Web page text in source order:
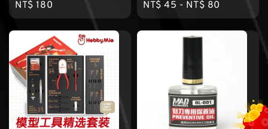
Regular
price
NT$ 180
Regular
price
NT$ 45 - NT$ 80